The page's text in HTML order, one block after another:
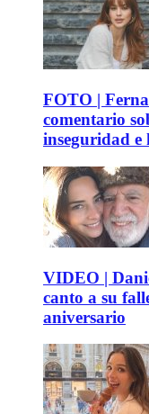
FOTO |
comentario
inseguridad e
VIDEO |
canto a su
aniversario